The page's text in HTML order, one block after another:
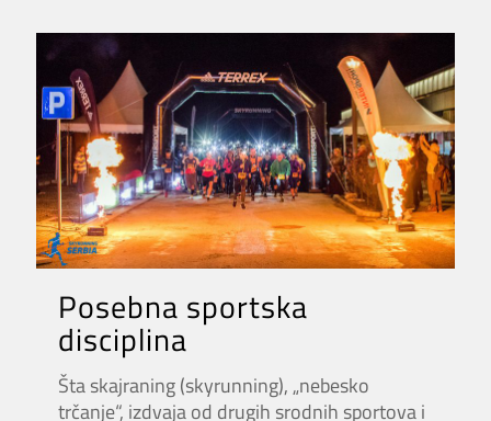
Posebna sportska
disciplina
Šta skajraning (skyrunning), „nebesko
trčanje“, izdvaja od drugih srodnih sportova i